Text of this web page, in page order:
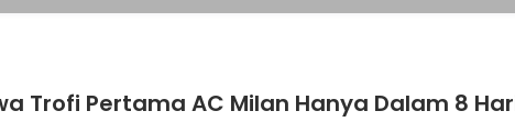
Trofi Pertama AC Milan Hanya Dalam 8